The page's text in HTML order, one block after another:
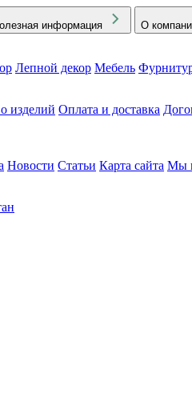
информация О
Лепной декор Мебель
изделий Оплата и доставка
Новости Статьи Карта сайта Мы